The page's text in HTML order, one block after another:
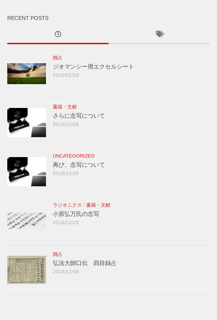
RECENT POSTS
雑占
ジオマンシー用エクセルシート
2019/01/29
書籍・文献
さらに念写について
2018/12/26
UNCATEGORIZED
再び、念写について
2018/12/25
ラジオニクス / 書籍・文献
小原弘万氏の念写
2018/12/25
雑占
弘法大師口伝 四目録占
2018/12/08